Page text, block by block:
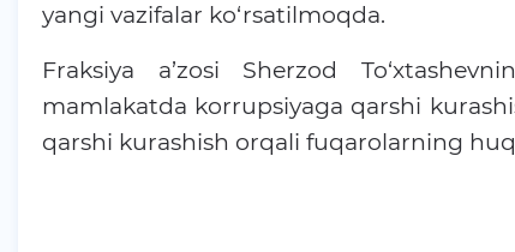
yangi vazifalar ko‘rsatilmoqda.
Fraksiya a’zosi Sherzod
mamlakatda korrupsiyaga qarshi
qarshi kurashish orqali fuqarolarning